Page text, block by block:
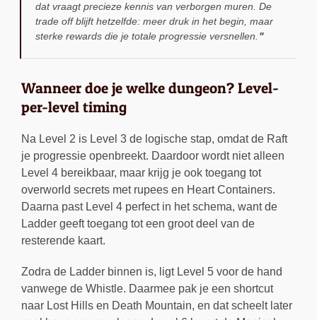
dat vraagt precieze kennis van verborgen muren. De
trade off blijft hetzelfde: meer druk in het begin, maar
sterke rewards die je totale progressie versnellen.
Wanneer doe je welke dungeon? Level-
per-level timing
Na Level 2 is Level 3 de logische stap, omdat de Raft
je progressie openbreekt. Daardoor wordt niet alleen
Level 4 bereikbaar, maar krijg je ook toegang tot
overworld secrets met rupees en Heart Containers.
Daarna past Level 4 perfect in het schema, want de
Ladder geeft toegang tot een groot deel van de
resterende kaart.
Zodra de Ladder binnen is, ligt Level 5 voor de hand
vanwege de Whistle. Daarmee pak je een shortcut
naar Lost Hills en Death Mountain, en dat scheelt later